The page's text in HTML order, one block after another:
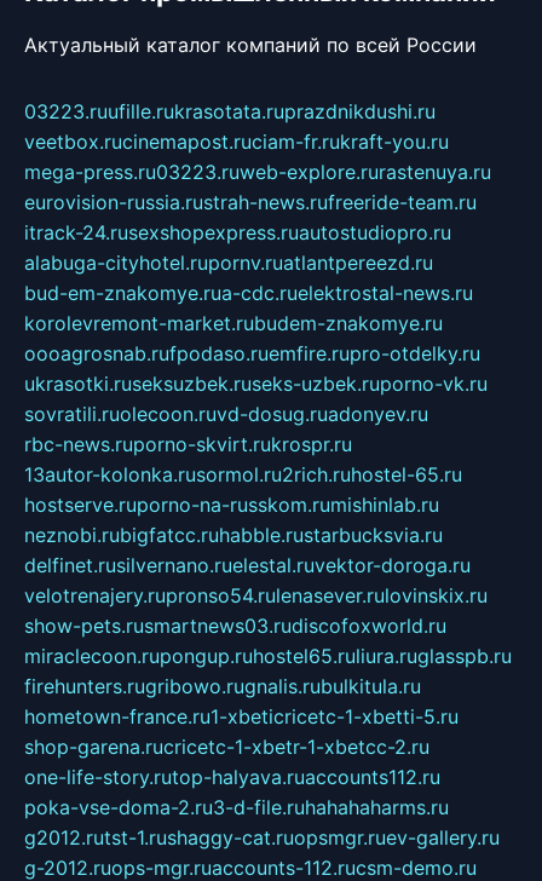
Актуальный каталог компаний по всей России
03223.ruufille.rukrasotata.ruprazdnikdushi.ru
veetbox.rucinemapost.ruciam-fr.rukraft-you.ru
mega-press.ru03223.ruweb-explore.rurastenuya.ru
eurovision-russia.rustrah-news.rufreeride-team.ru
itrack-24.rusexshopexpress.ruautostudiopro.ru
alabuga-cityhotel.rupornv.ruatlantpereezd.ru
bud-em-znakomye.rua-cdc.ruelektrostal-news.ru
korolevremont-market.rubudem-znakomye.ru
oooagrosnab.rufpodaso.ruemfire.rupro-otdelky.ru
ukrasotki.ruseksuzbek.ruseks-uzbek.ruporno-vk.ru
sovratili.ruolecoon.ruvd-dosug.ruadonyev.ru
rbc-news.ruporno-skvirt.rukrospr.ru
13autor-kolonka.rusormol.ru2rich.ruhostel-65.ru
hostserve.ruporno-na-russkom.rumishinlab.ru
neznobi.rubigfatcc.ruhabble.rustarbucksvia.ru
delfinet.rusilvernano.ruelestal.ruvektor-doroga.ru
velotrenajery.rupronso54.rulenasever.rulovinskix.ru
show-pets.rusmartnews03.rudiscofoxworld.ru
miraclecoon.rupongup.ruhostel65.ruliura.ruglasspb.ru
firehunters.rugribowo.rugnalis.rubulkitula.ru
hometown-france.ru1-xbeticricetc-1-xbetti-5.ru
shop-garena.rucricetc-1-xbetr-1-xbetcc-2.ru
one-life-story.rutop-halyava.ruaccounts112.ru
poka-vse-doma-2.ru3-d-file.ruhahahaharms.ru
g2012.rutst-1.rushaggy-cat.ruopsmgr.ruev-gallery.ru
g-2012.ruops-mgr.ruaccounts-112.rucsm-demo.ru